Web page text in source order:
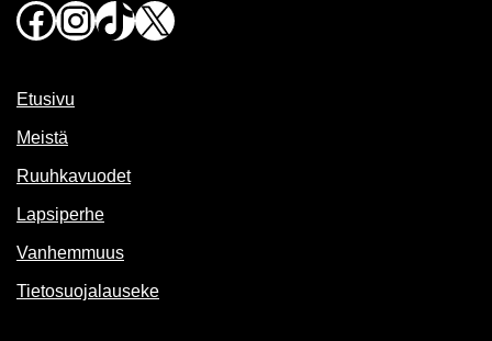
Facebook
Instagram
TikTok
X
Etusivu
Meistä
Ruuhkavuodet
Lapsiperhe
Vanhemmuus
Tietosuojalauseke